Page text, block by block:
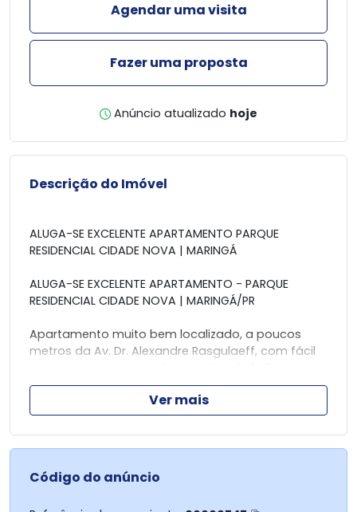
Agendar uma visita
Fazer uma proposta
Anúncio atualizado hoje
Descrição do Imóvel
ALUGA-SE EXCELENTE APARTAMENTO PARQUE
RESIDENCIAL CIDADE NOVA | MARINGÁ
ALUGA-SE EXCELENTE APARTAMENTO - PARQUE
RESIDENCIAL CIDADE NOVA | MARINGÁ/PR
Apartamento muito bem localizado, a poucos
metros da Av. Dr. Alexandre Rasgulaeff, com fácil
comércios em geral.
*ALUGUEL BRUTO:* R$ 1.600,00
*OFERTA:* NOS PRIMEIROS 6 MESES DE LOCAÇÃO TEM
UM DESCONTO DE R$ 100,00, ONDE VOCÊ PAGA
ALUGUEL DE R$ 1.500,00 POR MÊS.
Ver mais
Código do anúncio